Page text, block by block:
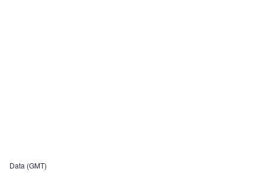
Data (GMT)